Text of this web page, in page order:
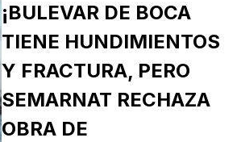
¡BULEVAR DE BOCA
TIENE HUNDIMIENTOS
Y FRACTURA, PERO
SEMARNAT RECHAZA
OBRA DE